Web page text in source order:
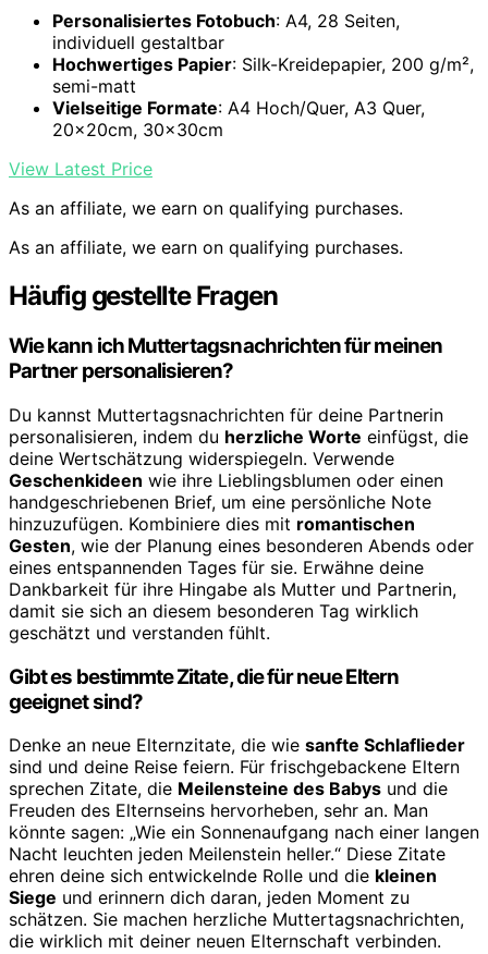
Personalisiertes Fotobuch: A4, 28 Seiten,
individuell gestaltbar
Hochwertiges Papier: Silk-Kreidepapier, 200 g/m²,
semi-matt
Vielseitige Formate: A4 Hoch/Quer, A3 Quer,
20x20cm, 30x30cm
View Latest Price
As an affiliate, we earn on qualifying purchases.
As an affiliate, we earn on qualifying purchases.
Häufig gestellte Fragen
Wie kann ich Muttertagsnachrichten für meinen
Partner personalisieren?
Du kannst Muttertagsnachrichten für deine Partnerin
personalisieren, indem du herzliche Worte einfügst, die
deine Wertschätzung widerspiegeln. Verwende
Geschenkideen wie ihre Lieblingsblumen oder einen
handgeschriebenen Brief, um eine persönliche Note
hinzuzufügen. Kombiniere dies mit romantischen
Gesten, wie der Planung eines besonderen Abends oder
eines entspannenden Tages für sie. Erwähne deine
Dankbarkeit für ihre Hingabe als Mutter und Partnerin,
damit sie sich an diesem besonderen Tag wirklich
geschätzt und verstanden fühlt.
Gibt es bestimmte Zitate, die für neue Eltern
geeignet sind?
Denke an neue Elternzitate, die wie sanfte Schlaflieder
sind und deine Reise feiern. Für frischgebackene Eltern
sprechen Zitate, die Meilensteine des Babys und die
Freuden des Elternseins hervorheben, sehr an. Man
könnte sagen: „Wie ein Sonnenaufgang nach einer langen
Nacht leuchten jeden Meilenstein heller.“ Diese Zitate
ehren deine sich entwickelnde Rolle und die kleinen
Siege und erinnern dich daran, jeden Moment zu
schätzen. Sie machen herzliche Muttertagsnachrichten,
die wirklich mit deiner neuen Elternschaft verbinden.